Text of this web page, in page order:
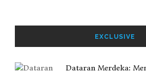
EXCLUSIVE
Dataran Merdeka: